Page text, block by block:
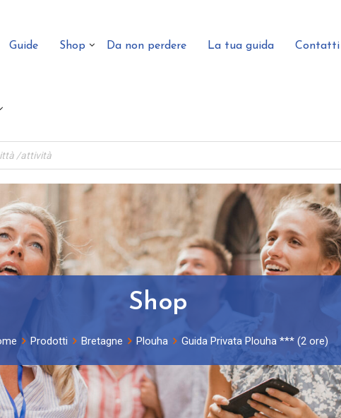
Guide Shop Da non perdere La tua guida Contatti
Shop
Prodotti Bretagne Plouha Guida Privata Plouha *** (2 ore)